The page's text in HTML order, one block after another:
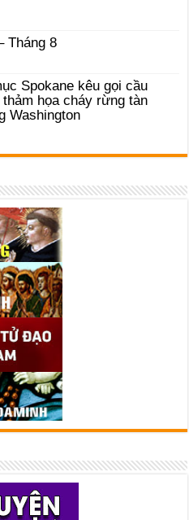
Tháng 8
Spokane kêu gọi cầu
họa cháy rừng tàn
Washington